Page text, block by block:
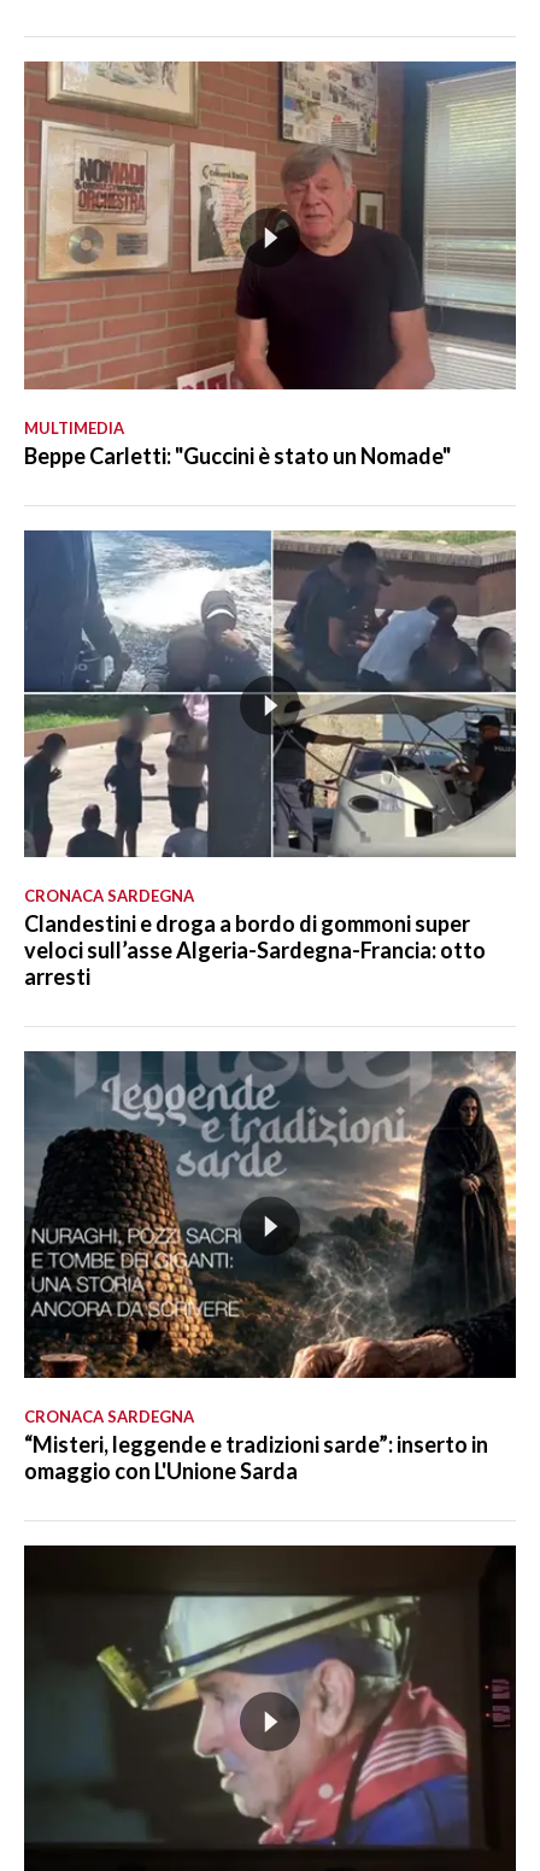
MULTIMEDIA
Beppe Carletti: "Guccini è stato un Nomade"
CRONACA SARDEGNA
Clandestini e droga a bordo di gommoni super
veloci sull’asse Algeria-Sardegna-Francia: otto
arresti
CRONACA SARDEGNA
“Misteri, leggende e tradizioni sarde”: inserto in
omaggio con L'Unione Sarda